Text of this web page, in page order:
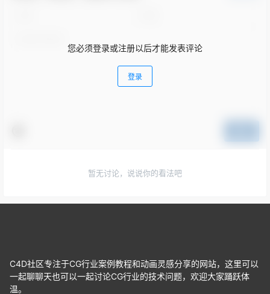
您必须登录或注册以后才能发表评论
登录
暂无讨论，说说你的看法吧
C4D社区专注于CG行业案例教程和动画灵感分享的网站，这里可以
一起聊聊天也可以一起讨论CG行业的技术问题，欢迎大家踊跃体
温。